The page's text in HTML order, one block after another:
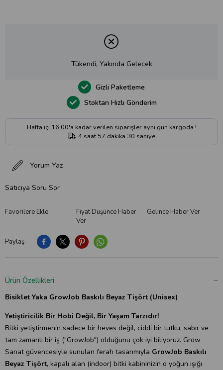
Tükendi, Yakında Gelecek
Paylaş
Favorilere Ekle
Fiyat Düşünce Haber
Ver
Gelince Haber Ver
Yorum Yaz
Satıcıya Soru Sor
Hafta içi 16:00'a kadar verilen siparişler aynı gün kargoda !
4 saat 57 dakika 29 saniye
Stoktan Hızlı Gönderim
Gizli Paketleme
Ürün Özellikleri
Bisiklet Yaka GrowJob Baskılı Beyaz Tişört (Unisex)
Yetiştiricilik Bir Hobi Değil, Bir Yaşam Tarzıdır!
Bitki yetiştirmenin sadece bir heves değil, ciddi bir tutku, sabır ve
tam zamanlı bir iş ("GrowJob") olduğunu çok iyi biliyoruz. Grow
Sanat güvencesiyle sunulan ferah tasarımıyla GrowJob Baskılı
Beyaz Tişört, kapalı alan (indoor) bitki kabininizin o yoğun ışığı